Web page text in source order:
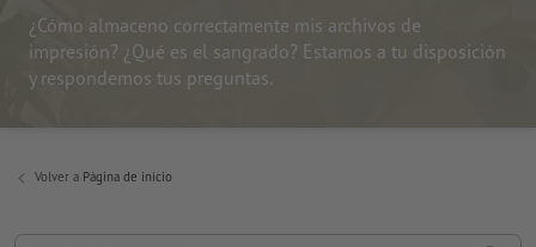
¿Cómo almaceno correctamente mis archivos de
impresión? ¿Qué es el sangrado? Estamos a tu disposición
y respondemos tus preguntas.
Volver a Página de inicio